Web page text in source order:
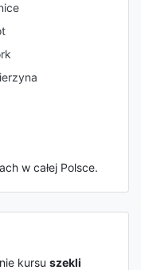
w całej Polsce.
kursu szekli